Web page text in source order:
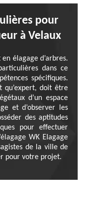
pour
à Velaux
élagage d’arbres.
dans ce
spécifiques.
qu’expert, doit être
d’un espace
et d’observer les
des aptitudes
pour effectuer
WK Elagage
de la ville de
pour votre projet.